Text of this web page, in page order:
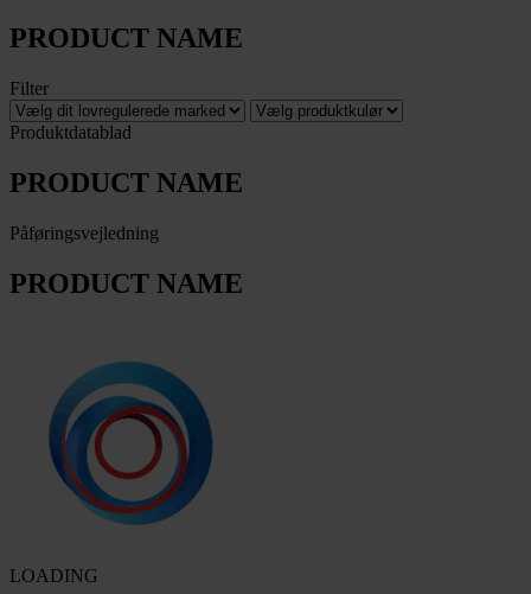
PRODUCT NAME
Filter
Produktdatablad
PRODUCT NAME
Påføringsvejledning
PRODUCT NAME
LOADING